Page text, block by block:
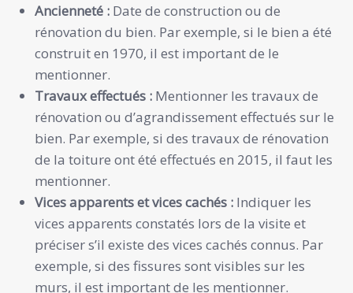
Ancienneté : Date de construction ou de
rénovation du bien. Par exemple, si le bien a été
construit en 1970, il est important de le
mentionner.
Travaux effectués : Mentionner les travaux de
rénovation ou d’agrandissement effectués sur le
bien. Par exemple, si des travaux de rénovation
de la toiture ont été effectués en 2015, il faut les
mentionner.
Vices apparents et vices cachés : Indiquer les
vices apparents constatés lors de la visite et
préciser s’il existe des vices cachés connus. Par
exemple, si des fissures sont visibles sur les
murs, il est important de les mentionner.